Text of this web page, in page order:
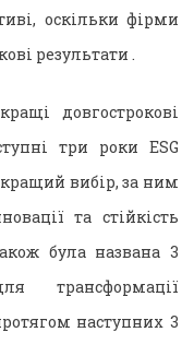
оскільки фірми
результати .
довгострокові
три роки ESG
вибір, за ним
та стійкість
була названа 3
трансформації
наступних 3